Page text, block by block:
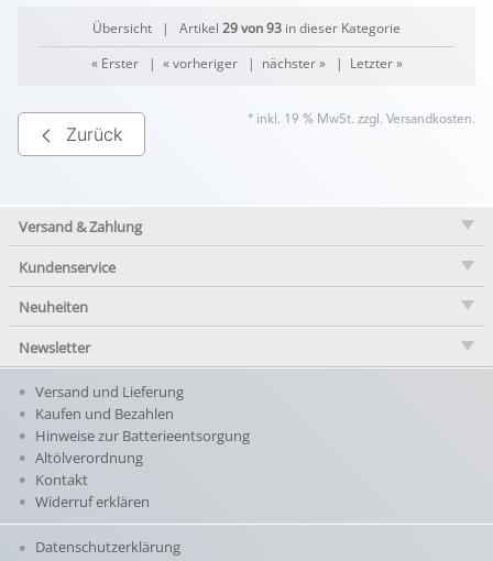
Übersicht | Artikel 29 von 93 in dieser Kategorie
« Erster| « vorheriger| nächster »| Letzter »
Zurück
* inkl. 19 % MwSt. zzgl. Versandkosten.
Versand & Zahlung
Kundenservice
Neuheiten
Newsletter
Versand und Lieferung
Kaufen und Bezahlen
Hinweise zur Batterieentsorgung
Altölverordnung
Kontakt
Widerruf erklären
Datenschutzerklärung